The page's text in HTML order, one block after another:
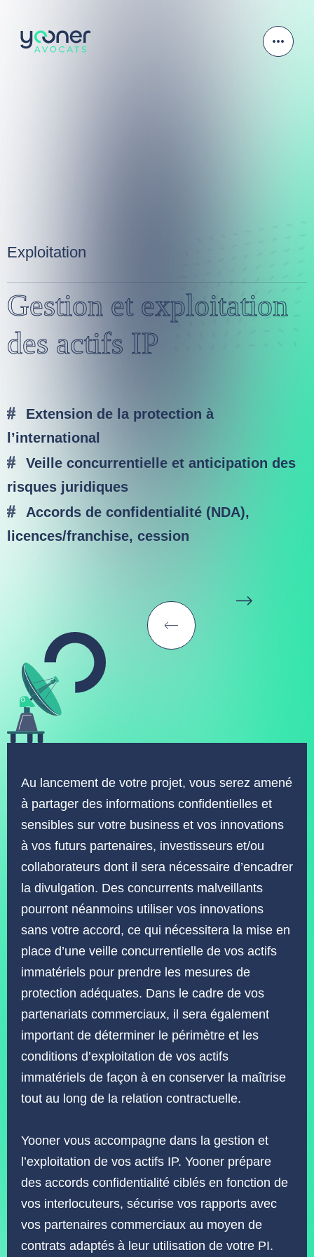
Exploitation
Gestion et exploitation
des actifs IP
Extension de la protection à
l’international
Veille concurrentielle et anticipation des
risques juridiques
Accords de confidentialité (NDA),
licences/franchise, cession
Au lancement de votre projet, vous serez amené
à partager des informations confidentielles et
sensibles sur votre business et vos innovations
à vos futurs partenaires, investisseurs et/ou
collaborateurs dont il sera nécessaire d’encadrer
la divulgation. Des concurrents malveillants
pourront néanmoins utiliser vos innovations
sans votre accord, ce qui nécessitera la mise en
place d’une veille concurrentielle de vos actifs
immatériels pour prendre les mesures de
protection adéquates. Dans le cadre de vos
partenariats commerciaux, il sera également
important de déterminer le périmètre et les
conditions d’exploitation de vos actifs
immatériels de façon à en conserver la maîtrise
tout au long de la relation contractuelle.
Yooner vous accompagne dans la gestion et
l’exploitation de vos actifs IP. Yooner prépare
des accords confidentialité ciblés en fonction de
vos interlocuteurs, sécurise vos rapports avec
vos partenaires commerciaux au moyen de
contrats adaptés à leur utilisation de votre PI.